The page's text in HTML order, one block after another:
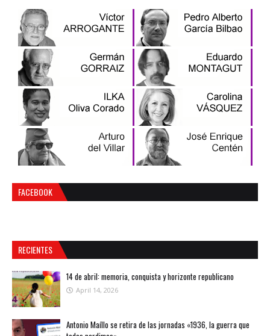
FACEBOOK
RECIENTES
14 de abril: memoria, conquista y horizonte republicano
April 14, 2026
Antonio Maíllo se retira de las jornadas «1936, la guerra que